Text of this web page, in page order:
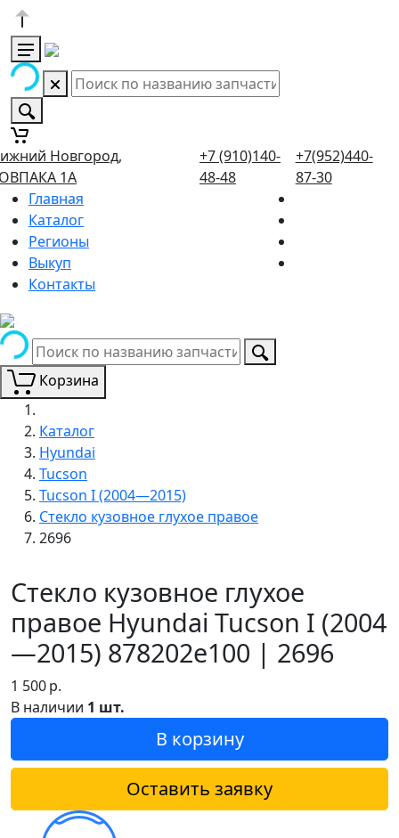
Новгород,
1А
+7 (910)140-
48-48
+7(952)440-
87-30
Главная
Каталог
Регионы
Выкуп
Контакты
Корзина
Каталог
Hyundai
Tucson
Tucson I (2004—2015)
Стекло кузовное глухое правое
2696
Стекло кузовное глухое
правое Hyundai Tucson I (2004
—2015) 878202e100 | 2696
1 500р.
В наличии 1 шт.
В корзину
Оставить заявку